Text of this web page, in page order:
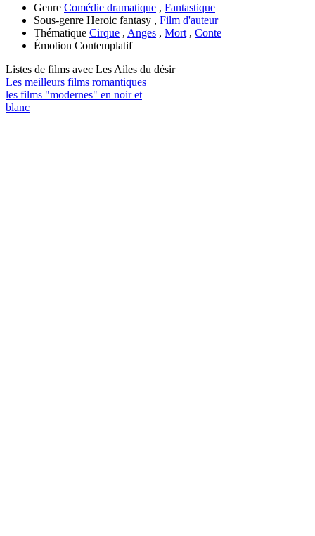
Genre Comédie dramatique , Fantastique
Sous-genre Heroic fantasy , Film d'auteur
Thématique Cirque , Anges , Mort , Conte
Émotion Contemplatif
Listes de films avec Les Ailes du désir
Les meilleurs films romantiques
les films "modernes" en noir et
blanc